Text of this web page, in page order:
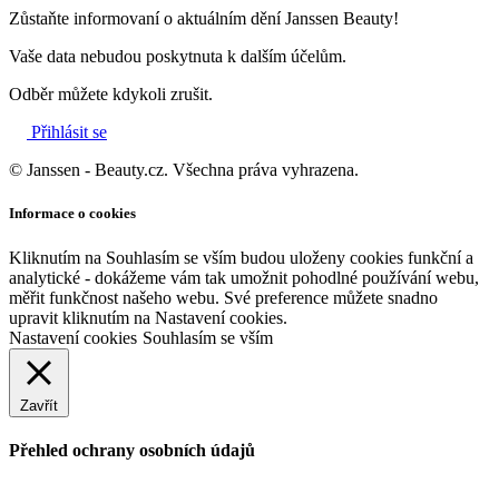
Zůstaňte informovaní o aktuálním dění Janssen Beauty!
Vaše data nebudou poskytnuta k dalším účelům.
Odběr můžete kdykoli zrušit.
Přihlásit se
© Janssen - Beauty.cz. Všechna práva vyhrazena.
Informace o cookies
Kliknutím na Souhlasím se vším budou uloženy cookies funkční a
analytické - dokážeme vám tak umožnit pohodlné používání webu,
měřit funkčnost našeho webu. Své preference můžete snadno
upravit kliknutím na Nastavení cookies.
Nastavení cookies Souhlasím se vším
Zavřít
Přehled ochrany osobních údajů